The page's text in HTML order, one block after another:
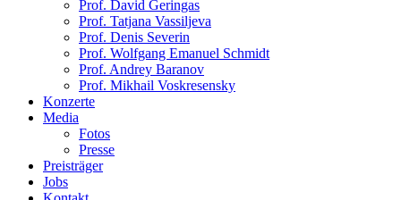
Prof. David Geringas
Prof. Tatjana Vassiljeva
Prof. Denis Severin
Prof. Wolfgang Emanuel Schmidt
Prof. Andrey Baranov
Prof. Mikhail Voskresensky
Konzerte
Media
Fotos
Presse
Preisträger
Jobs